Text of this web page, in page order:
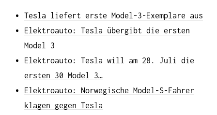
Tesla liefert erste Model-3-Exemplare aus
Elektroauto: Tesla übergibt die ersten
Model 3
Elektroauto: Tesla will am 28. Juli die
ersten 30 Model 3…
Elektroauto: Norwegische Model-S-Fahrer
klagen gegen Tesla